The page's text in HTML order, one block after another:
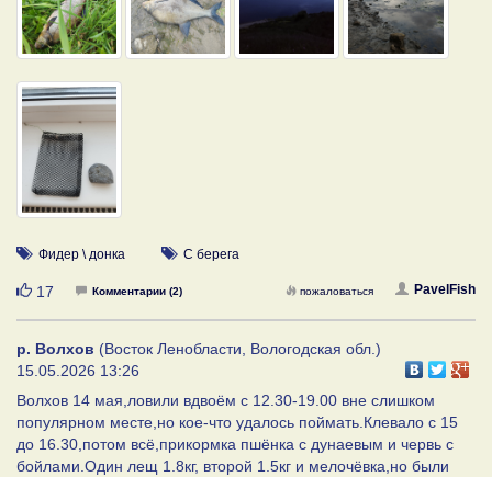
Фидер \ донка С берега
Нравится
17 Комментарии (2) PavelFish
пожаловаться
р. Волхов (Восток Ленобласти, Вологодская обл.)
15.05.2026 13:26
Волхов 14 мая,ловили вдвоём с 12.30-19.00 вне слишком
популярном месте,но кое-что удалось поймать.Клевало с 15
до 16.30,потом всё,прикормка пшёнка с дунаевым и червь с
бойлами.Один лещ 1.8кг, второй 1.5кг и мелочёвка,но были